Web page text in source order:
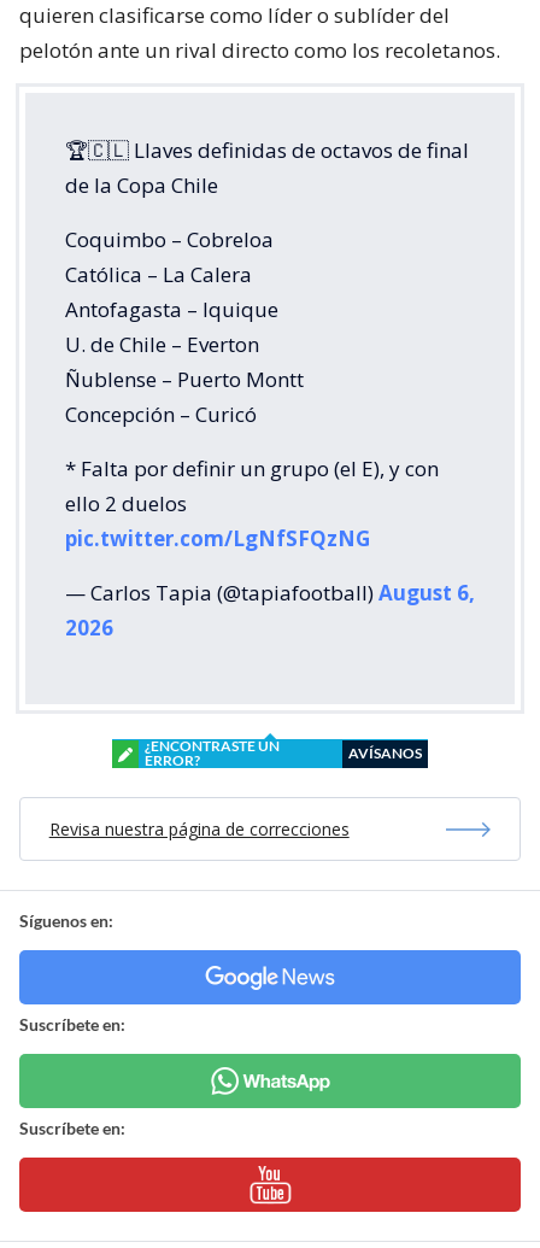
quieren clasificarse como líder o sublíder del
pelotón ante un rival directo como los recoletanos.
🏆🇨🇱 Llaves definidas de octavos de final
de la Copa Chile
Coquimbo – Cobreloa
Católica – La Calera
Antofagasta – Iquique
U. de Chile – Everton
Ñublense – Puerto Montt
Concepción – Curicó
* Falta por definir un grupo (el E), y con
ello 2 duelos
pic.twitter.com/LgNfSFQzNG
— Carlos Tapia (@tapiafootball)August 6,
2026
¿ENCONTRASTE UN
ERROR?
AVÍSANOS
Revisa nuestra página de correcciones
Síguenos en:
Suscríbete en:
Suscríbete en: